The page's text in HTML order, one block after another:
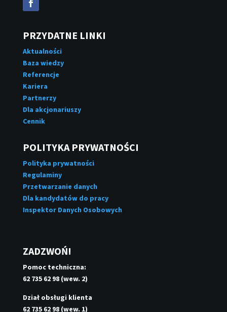
PRZYDATNE LINKI
Aktualności
Baza wiedzy
Referencje
Kariera
Partnerzy
Dla akcjonariuszy
Cennik
POLITYKA PRYWATNOŚCI
Polityka prywatności
Regulaminy
Przetwarzanie danych
Dla kandydatów do pracy
Inspektor Danych Osobowych
ZADZWOŃ!
Pomoc techniczna:
62 735 62 98 (wew. 2)
Dział obsługi klienta
62 735 62 98 (wew. 1)